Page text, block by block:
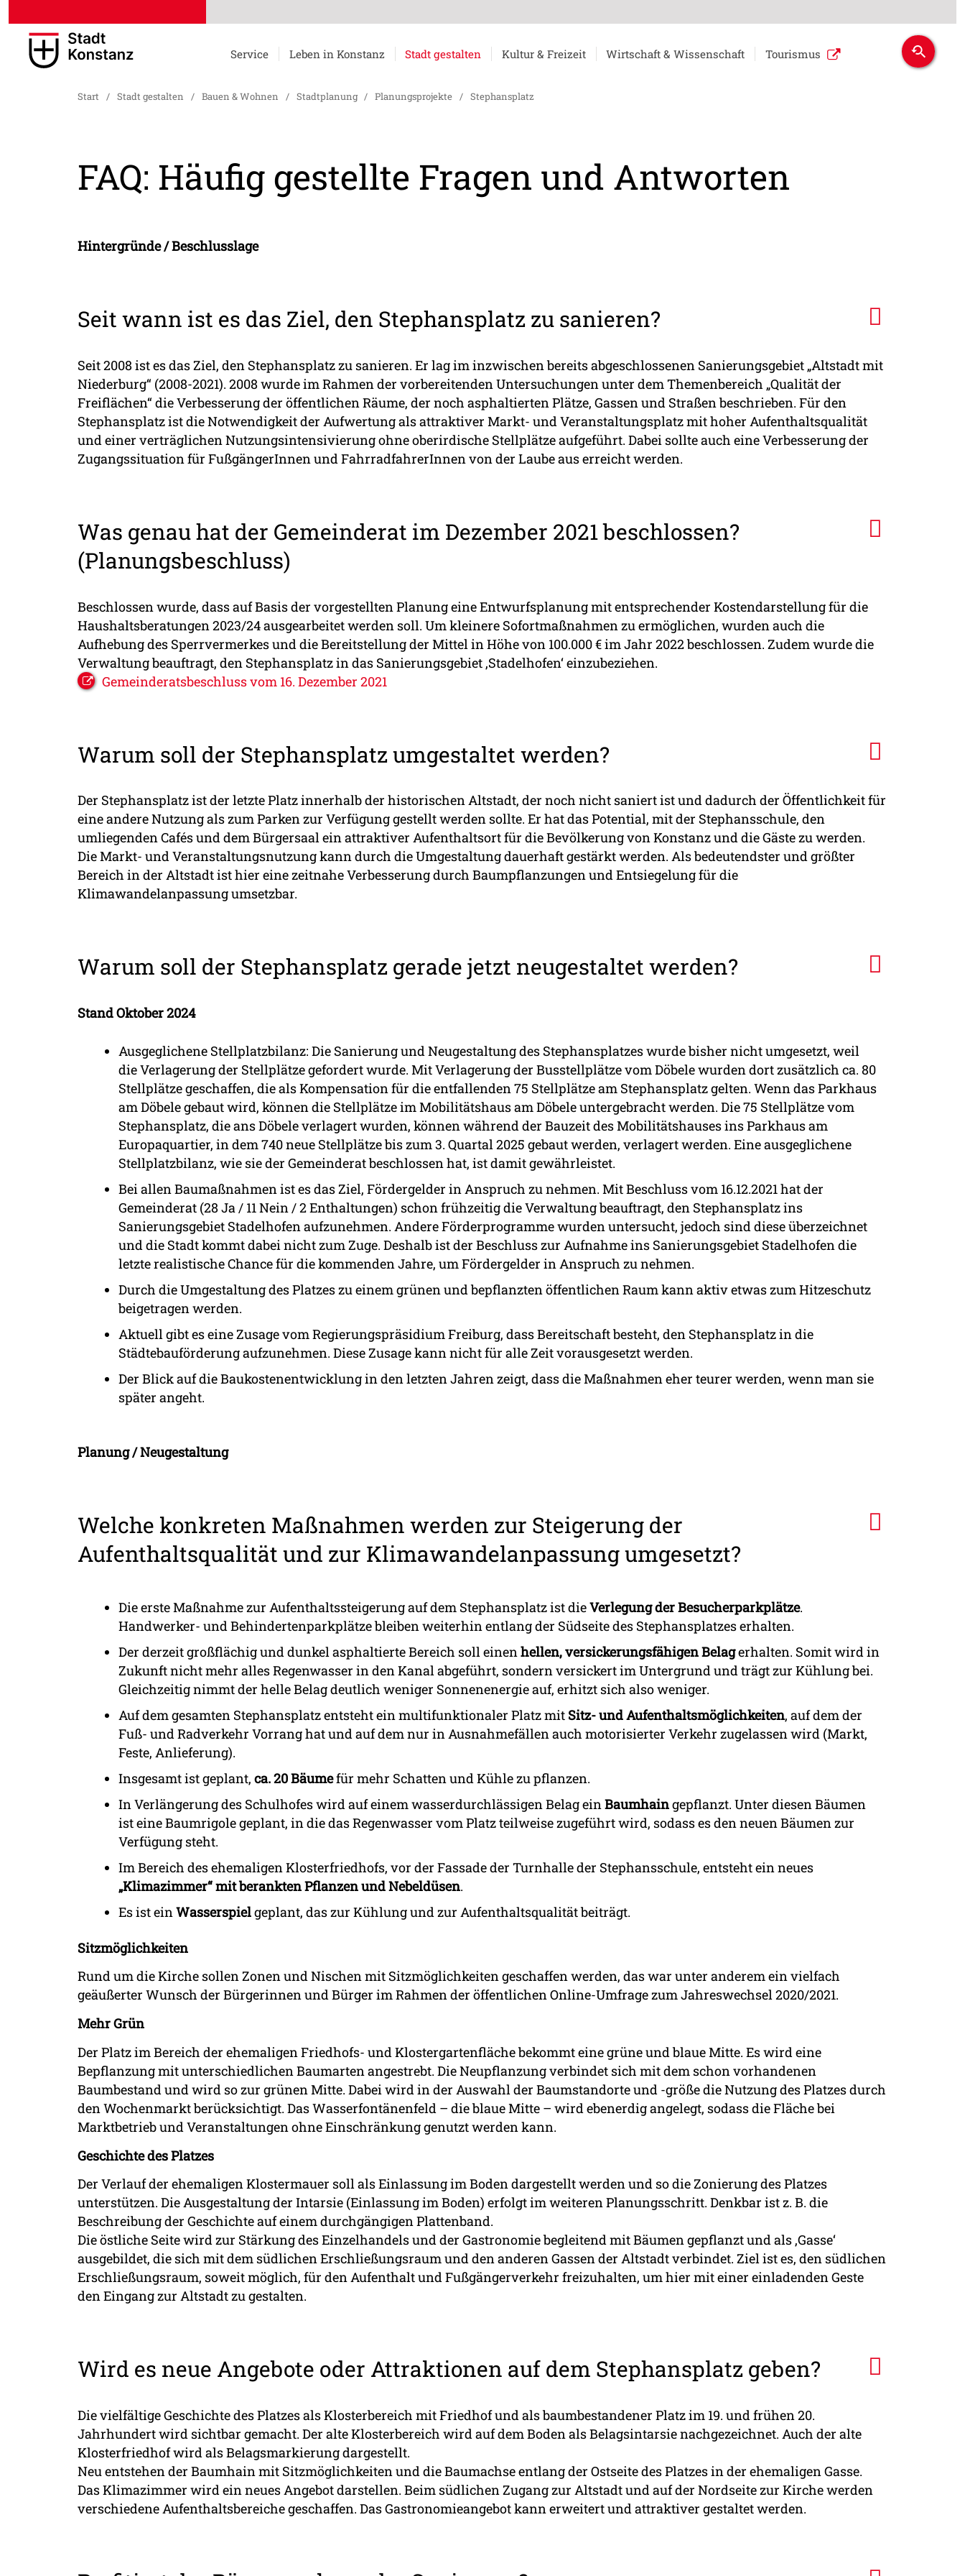
Service Leben in Konstanz Stadt gestalten Kultur & Freizeit Wirtschaft & Wissenschaft Tourismus
Start / Stadt gestalten / Bauen & Wohnen / Stadtplanung / Planungsprojekte / Stephansplatz
FAQ: Häufig gestellte Fragen und Antworten
Hintergründe / Beschlusslage
Seit wann ist es das Ziel, den Stephansplatz zu sanieren?
Seit 2008 ist es das Ziel, den Stephansplatz zu sanieren. Er lag im inzwischen bereits abgeschlossenen Sanierungsgebiet „Altstadt mit
Niederburg“ (2008-2021). 2008 wurde im Rahmen der vorbereitenden Untersuchungen unter dem Themenbereich „Qualität der
Freiflächen“ die Verbesserung der öffentlichen Räume, der noch asphaltierten Plätze, Gassen und Straßen beschrieben. Für den
Stephansplatz ist die Notwendigkeit der Aufwertung als attraktiver Markt- und Veranstaltungsplatz mit hoher Aufenthaltsqualität
und einer verträglichen Nutzungsintensivierung ohne oberirdische Stellplätze aufgeführt. Dabei sollte auch eine Verbesserung der
Zugangssituation für FußgängerInnen und FahrradfahrerInnen von der Laube aus erreicht werden.
Was genau hat der Gemeinderat im Dezember 2021 beschlossen?
(Planungsbeschluss)
Beschlossen wurde, dass auf Basis der vorgestellten Planung eine Entwurfsplanung mit entsprechender Kostendarstellung für die
Haushaltsberatungen 2023/24 ausgearbeitet werden soll. Um kleinere Sofortmaßnahmen zu ermöglichen, wurden auch die
Aufhebung des Sperrvermerkes und die Bereitstellung der Mittel in Höhe von 100.000 € im Jahr 2022 beschlossen. Zudem wurde die
Verwaltung beauftragt, den Stephansplatz in das Sanierungsgebiet ‚Stadelhofen‘ einzubeziehen.
Gemeinderatsbeschluss vom 16. Dezember 2021
Warum soll der Stephansplatz umgestaltet werden?
Der Stephansplatz ist der letzte Platz innerhalb der historischen Altstadt, der noch nicht saniert ist und dadurch der Öffentlichkeit für
eine andere Nutzung als zum Parken zur Verfügung gestellt werden sollte. Er hat das Potential, mit der Stephansschule, den
umliegenden Cafés und dem Bürgersaal ein attraktiver Aufenthaltsort für die Bevölkerung von Konstanz und die Gäste zu werden.
Die Markt- und Veranstaltungsnutzung kann durch die Umgestaltung dauerhaft gestärkt werden. Als bedeutendster und größter
Bereich in der Altstadt ist hier eine zeitnahe Verbesserung durch Baumpflanzungen und Entsiegelung für die
Klimawandelanpassung umsetzbar.
Warum soll der Stephansplatz gerade jetzt neugestaltet werden?
Stand Oktober 2024
Ausgeglichene Stellplatzbilanz: Die Sanierung und Neugestaltung des Stephansplatzes wurde bisher nicht umgesetzt, weil
die Verlagerung der Stellplätze gefordert wurde. Mit Verlagerung der Busstellplätze vom Döbele wurden dort zusätzlich ca. 80
Stellplätze geschaffen, die als Kompensation für die entfallenden 75 Stellplätze am Stephansplatz gelten. Wenn das Parkhaus
am Döbele gebaut wird, können die Stellplätze im Mobilitätshaus am Döbele untergebracht werden. Die 75 Stellplätze vom
Stephansplatz, die ans Döbele verlagert wurden, können während der Bauzeit des Mobilitätshauses ins Parkhaus am
Europaquartier, in dem 740 neue Stellplätze bis zum 3. Quartal 2025 gebaut werden, verlagert werden. Eine ausgeglichene
Stellplatzbilanz, wie sie der Gemeinderat beschlossen hat, ist damit gewährleistet.
Bei allen Baumaßnahmen ist es das Ziel, Fördergelder in Anspruch zu nehmen. Mit Beschluss vom 16.12.2021 hat der
Gemeinderat (28 Ja / 11 Nein / 2 Enthaltungen) schon frühzeitig die Verwaltung beauftragt, den Stephansplatz ins
Sanierungsgebiet Stadelhofen aufzunehmen. Andere Förderprogramme wurden untersucht, jedoch sind diese überzeichnet
und die Stadt kommt dabei nicht zum Zuge. Deshalb ist der Beschluss zur Aufnahme ins Sanierungsgebiet Stadelhofen die
letzte realistische Chance für die kommenden Jahre, um Fördergelder in Anspruch zu nehmen.
Durch die Umgestaltung des Platzes zu einem grünen und bepflanzten öffentlichen Raum kann aktiv etwas zum Hitzeschutz
beigetragen werden.
Aktuell gibt es eine Zusage vom Regierungspräsidium Freiburg, dass Bereitschaft besteht, den Stephansplatz in die
Städtebauförderung aufzunehmen. Diese Zusage kann nicht für alle Zeit vorausgesetzt werden.
Der Blick auf die Baukostenentwicklung in den letzten Jahren zeigt, dass die Maßnahmen eher teurer werden, wenn man sie
später angeht.
Planung / Neugestaltung
Welche konkreten Maßnahmen werden zur Steigerung der
Aufenthaltsqualität und zur Klimawandelanpassung umgesetzt?
Die erste Maßnahme zur Aufenthaltssteigerung auf dem Stephansplatz ist dieVerlegung der Besucherparkplätze.
Handwerker- und Behindertenparkplätze bleiben weiterhin entlang der Südseite des Stephansplatzes erhalten.
Der derzeit großflächig und dunkel asphaltierte Bereich soll einenhellen, versickerungsfähigen Belagerhalten. Somit wird in
Zukunft nicht mehr alles Regenwasser in den Kanal abgeführt, sondern versickert im Untergrund und trägt zur Kühlung bei.
Gleichzeitig nimmt der helle Belag deutlich weniger Sonnenenergie auf, erhitzt sich also weniger.
Auf dem gesamten Stephansplatz entsteht ein multifunktionaler Platz mit Sitz- und Aufenthaltsmöglichkeiten, auf dem der
Fuß- und Radverkehr Vorrang hat und auf dem nur in Ausnahmefällen auch motorisierter Verkehr zugelassen wird (Markt,
Feste, Anlieferung).
Insgesamt ist geplant,ca. 20 Bäumefür mehr Schatten und Kühle zu pflanzen.
In Verlängerung des Schulhofes wird auf einem wasserdurchlässigen Belag einBaumhaingepflanzt. Unter diesen Bäumen
ist eine Baumrigole geplant, in die das Regenwasser vom Platz teilweise zugeführt wird, sodass es den neuen Bäumen zur
Verfügung steht.
Im Bereich des ehemaligen Klosterfriedhofs, vor der Fassade der Turnhalle der Stephansschule, entsteht ein neues
„Klimazimmer“ mit berankten Pflanzen und Nebeldüsen.
Es ist einWasserspielgeplant, das zur Kühlung und zur Aufenthaltsqualität beiträgt.
Sitzmöglichkeiten
Rund um die Kirche sollen Zonen und Nischen mit Sitzmöglichkeiten geschaffen werden, das war unter anderem ein vielfach
geäußerter Wunsch der Bürgerinnen und Bürger im Rahmen der öffentlichen Online-Umfrage zum Jahreswechsel 2020/2021.
Mehr Grün
Der Platz im Bereich der ehemaligen Friedhofs- und Klostergartenfläche bekommt eine grüne und blaue Mitte. Es wird eine
Bepflanzung mit unterschiedlichen Baumarten angestrebt. Die Neupflanzung verbindet sich mit dem schon vorhandenen
Baumbestand und wird so zur grünen Mitte. Dabei wird in der Auswahl der Baumstandorte und -größe die Nutzung des Platzes durch
den Wochenmarkt berücksichtigt. Das Wasserfontänenfeld – die blaue Mitte – wird ebenerdig angelegt, sodass die Fläche bei
Marktbetrieb und Veranstaltungen ohne Einschränkung genutzt werden kann.
Geschichte des Platzes
Der Verlauf der ehemaligen Klostermauer soll als Einlassung im Boden dargestellt werden und so die Zonierung des Platzes
unterstützen. Die Ausgestaltung der Intarsie (Einlassung im Boden) erfolgt im weiteren Planungsschritt. Denkbar ist z. B. die
Beschreibung der Geschichte auf einem durchgängigen Plattenband.
Die östliche Seite wird zur Stärkung des Einzelhandels und der Gastronomie begleitend mit Bäumen gepflanzt und als ‚Gasse‘
ausgebildet, die sich mit dem südlichen Erschließungsraum und den anderen Gassen der Altstadt verbindet. Ziel ist es, den südlichen
Erschließungsraum, soweit möglich, für den Aufenthalt und Fußgängerverkehr freizuhalten, um hier mit einer einladenden Geste
den Eingang zur Altstadt zu gestalten.
Wird es neue Angebote oder Attraktionen auf dem Stephansplatz geben?
Die vielfältige Geschichte des Platzes als Klosterbereich mit Friedhof und als baumbestandener Platz im 19. und frühen 20.
Jahrhundert wird sichtbar gemacht. Der alte Klosterbereich wird auf dem Boden als Belagsintarsie nachgezeichnet. Auch der alte
Klosterfriedhof wird als Belagsmarkierung dargestellt.
Neu entstehen der Baumhain mit Sitzmöglichkeiten und die Baumachse entlang der Ostseite des Platzes in der ehemaligen Gasse.
Das Klimazimmer wird ein neues Angebot darstellen. Beim südlichen Zugang zur Altstadt und auf der Nordseite zur Kirche werden
verschiedene Aufenthaltsbereiche geschaffen. Das Gastronomieangebot kann erweitert und attraktiver gestaltet werden.